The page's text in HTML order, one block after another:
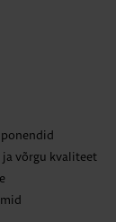
võrgu kvaliteet